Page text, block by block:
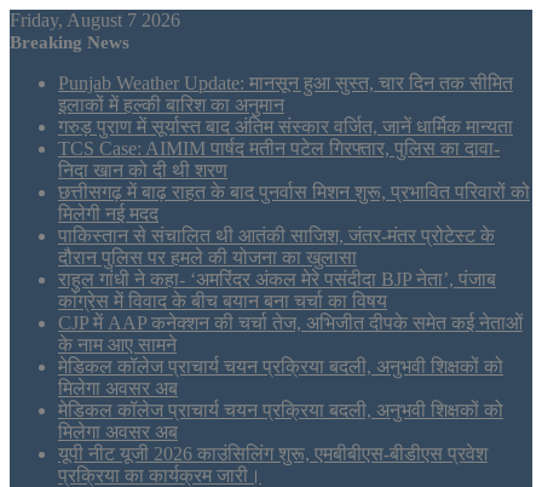
Friday, August 7 2026
Breaking News
Punjab Weather Update: मानसून हुआ सुस्त, चार दिन तक सीमित
इलाकों में हल्की बारिश का अनुमान
गरुड़ पुराण में सूर्यास्त बाद अंतिम संस्कार वर्जित, जानें धार्मिक मान्यता
TCS Case: AIMIM पार्षद मतीन पटेल गिरफ्तार, पुलिस का दावा-
निदा खान को दी थी शरण
छत्तीसगढ़ में बाढ़ राहत के बाद पुनर्वास मिशन शुरू, प्रभावित परिवारों को
मिलेगी नई मदद
पाकिस्तान से संचालित थी आतंकी साजिश, जंतर-मंतर प्रोटेस्ट के
दौरान पुलिस पर हमले की योजना का खुलासा
राहुल गांधी ने कहा- ‘अमरिंदर अंकल मेरे पसंदीदा BJP नेता’, पंजाब
कांग्रेस में विवाद के बीच बयान बना चर्चा का विषय
CJP में AAP कनेक्शन की चर्चा तेज, अभिजीत दीपके समेत कई नेताओं
के नाम आए सामने
मेडिकल कॉलेज प्राचार्य चयन प्रक्रिया बदली, अनुभवी शिक्षकों को
मिलेगा अवसर अब
मेडिकल कॉलेज प्राचार्य चयन प्रक्रिया बदली, अनुभवी शिक्षकों को
मिलेगा अवसर अब
यूपी नीट यूजी 2026 काउंसिलिंग शुरू, एमबीबीएस-बीडीएस प्रवेश
प्रक्रिया का कार्यक्रम जारी।